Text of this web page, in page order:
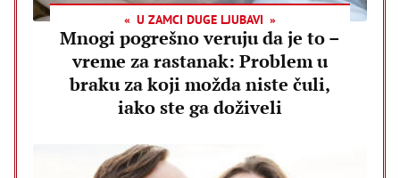
U ZAMCI DUGE LJUBAVI
Mnogi pogrešno veruju da je to –
vreme za rastanak: Problem u
braku za koji možda niste čuli,
iako ste ga doživeli